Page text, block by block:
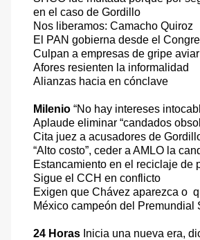
en el caso de Gordillo
Nos liberamos: Camacho Quiroz
El PAN gobierna desde el
Culpan a empresas de gripe aviar
Afores resienten la informalidad
Alianzas hacia en cónclave
Milenio “No hay intereses
Aplaude eliminar “candados
Cita juez a acusadores de
“Alto costo”, ceder a AMLO la
Estancamiento en el reciclaje de
Sigue el CCH en conflicto
Exigen que Chávez aparezca o
México campeón del Premundial
24 Horas Inicia una nueva era,